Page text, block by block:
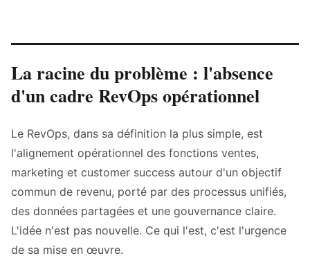
La racine du problème : l'absence
d'un cadre RevOps opérationnel
Le RevOps, dans sa définition la plus simple, est
l'alignement opérationnel des fonctions ventes,
marketing et customer success autour d'un objectif
commun de revenu, porté par des processus unifiés,
des données partagées et une gouvernance claire.
L'idée n'est pas nouvelle. Ce qui l'est, c'est l'urgence
de sa mise en œuvre.